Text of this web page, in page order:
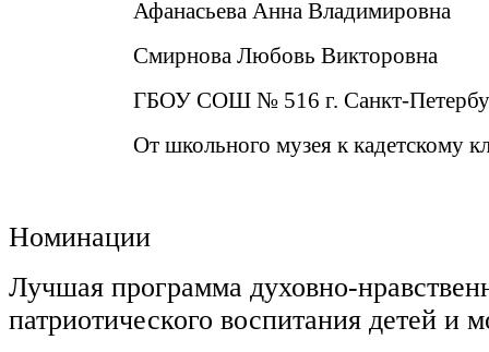
Афанасьева Анна Владимировна
Смирнова Любовь Викторовна
ГБОУ СОШ № 516 г. Санкт-
От школьного музея к кадетскому
Номинации
Лучшая программа духовно-
патриотического воспитания детей и